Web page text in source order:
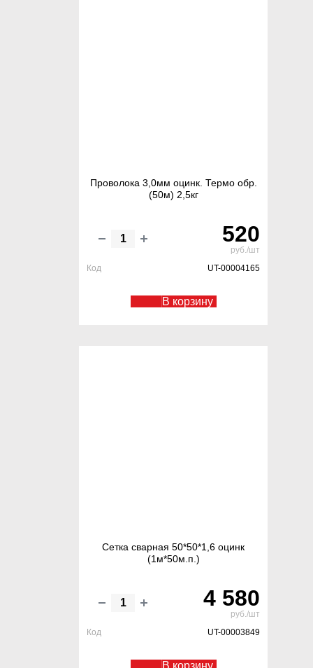
Проволока 3,0мм оцинк. Термо обр.
(50м) 2,5кг
520
руб./шт
Код
UT-00004165
В корзину
Сетка сварная 50*50*1,6 оцинк
(1м*50м.п.)
4 580
руб./шт
Код
UT-00003849
В корзину